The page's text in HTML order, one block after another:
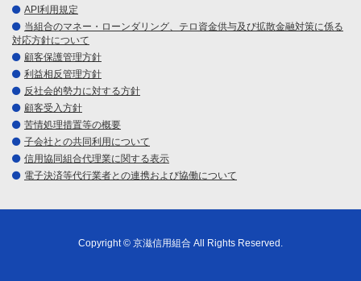
API利用規定
当組合のマネー・ローンダリング、テロ資金供与及び拡散金融対策に係る
対応方針について
顧客保護管理方針
利益相反管理方針
反社会的勢力に対する方針
顧客受入方針
苦情処理措置等の概要
子会社との共同利用について
信用協同組合代理業に関する表示
電子決済等代行業者との連携および協働について
Copyright © 京滋信用組合 All Rights Reserved.